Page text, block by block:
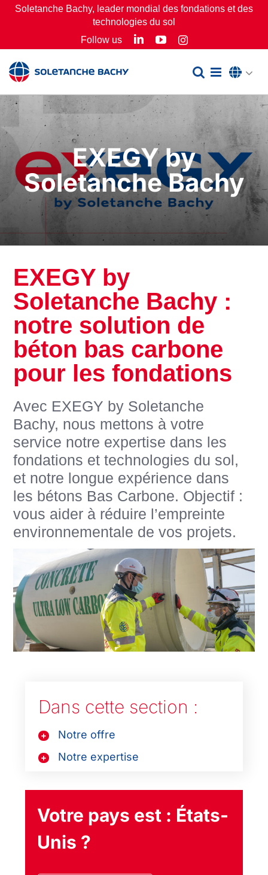
Passer
Soletanche Bachy, leader mondial des fondations et des
technologies du sol
Follow us
LinkedInYouTubeInstagram
EXEGY by
Soletanche Bachy
EXEGY by
Soletanche Bachy :
notre solution de
béton bas carbone
pour les fondations
Avec EXEGY by Soletanche
Bachy, nous mettons à votre
service notre expertise dans les
fondations et technologies du sol,
et notre longue expérience dans
les bétons Bas Carbone. Objectif :
vous aider à réduire l’empreinte
environnementale de vos projets.
Dans cette section :
Notre offre
Notre expertise
Votre pays est : États-
Unis ?